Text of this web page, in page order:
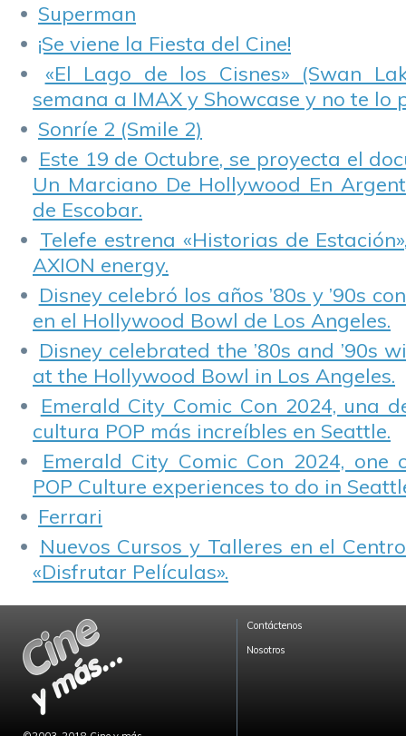
Superman
¡Se viene la Fiesta del Cine!
«El Lago de los Cisnes» (Swan
semana a IMAX y Showcase y no te lo
Sonríe 2 (Smile 2)
Este 19 de Octubre, se proyecta el
Un Marciano De Hollywood En
de Escobar.
Telefe estrena «Historias de
AXION energy.
Disney celebró los años ’80s y ’90s
en el Hollywood Bowl de Los Angeles.
Disney celebrated the ’80s and ’90s
at the Hollywood Bowl in Los Angeles.
Emerald City Comic Con 2024, una
cultura POP más increíbles en Seattle.
Emerald City Comic Con 2024,
POP Culture experiences to do in
Ferrari
Nuevos Cursos y Talleres en el
«Disfrutar Películas».
Contáctenos
Nosotros